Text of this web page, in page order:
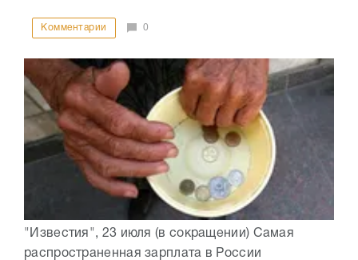
Комментарии 0
"Известия", 23 июля (в сокращении) Самая
распространенная зарплата в России